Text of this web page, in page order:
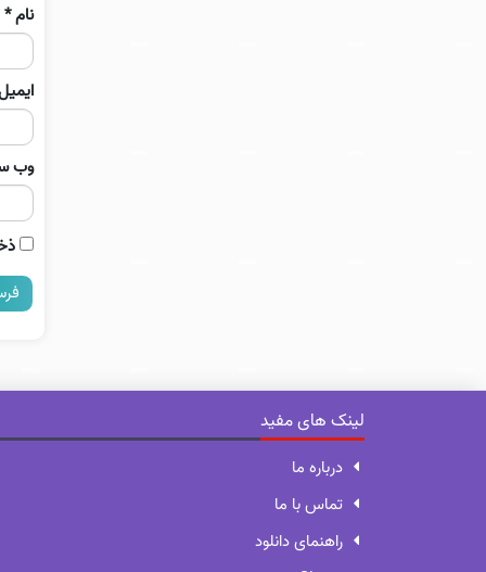
نام*
وب‌
لینک های مفید
درباره ما
تماس با ما
راهنمای دانلود